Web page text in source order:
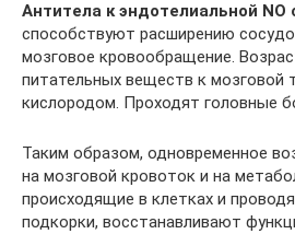
Антитела к эндотелиальной NO
способствуют расширению
мозговое кровообращение.
питательных веществ к мозговой
кислородом. Проходят головные
Таким образом, одновременное
на мозговой кровоток и на
происходящие в клетках и
подкорки, восстанавливают